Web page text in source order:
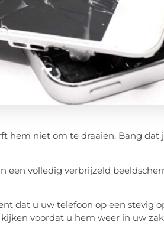
hem niet om te draaien. Bang dat
een volledig verbrijzeld
dat u uw telefoon op een stevig
voordat u hem weer in uw